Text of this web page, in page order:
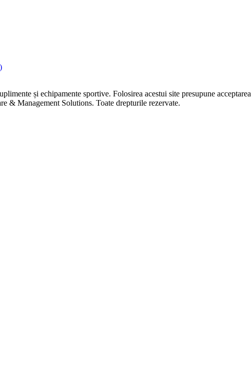
și echipamente sportive. Folosirea acestui site presupune acceptarea
& Management Solutions. Toate drepturile rezervate.